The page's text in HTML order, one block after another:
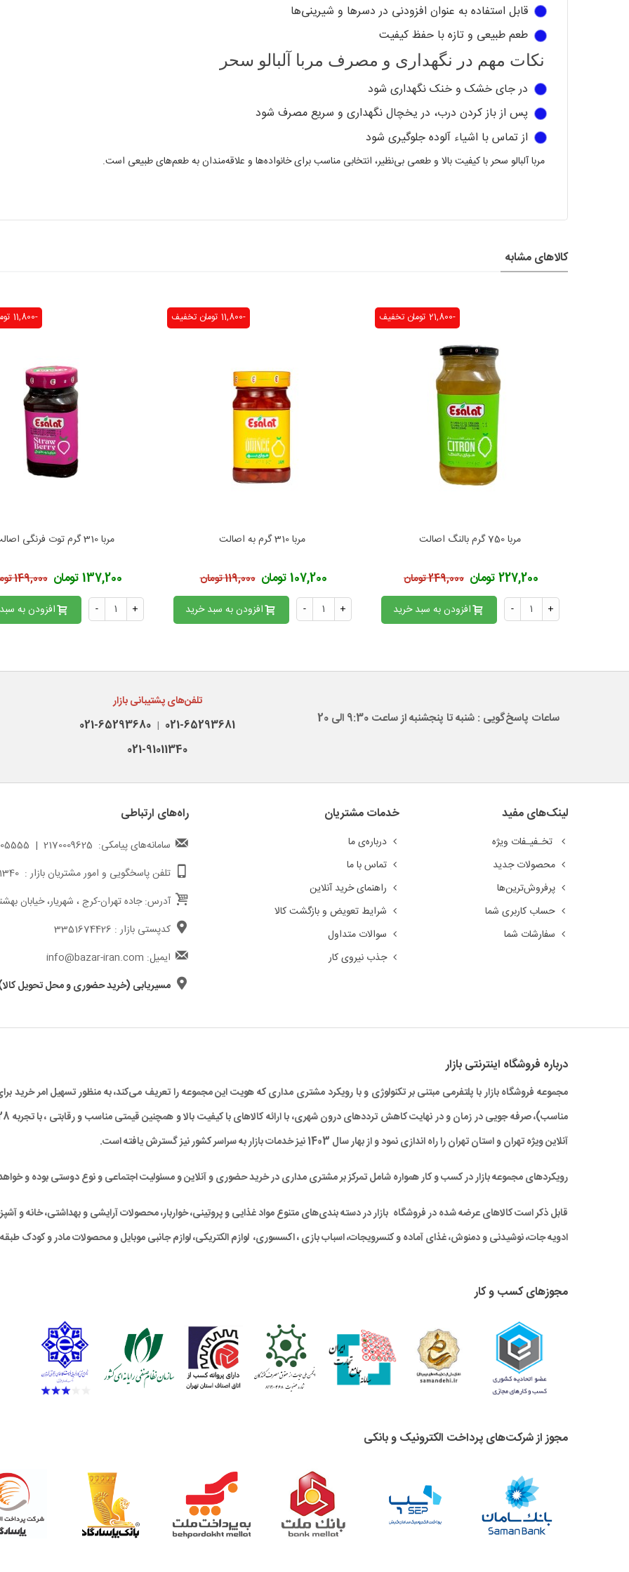
قابل استفاده به عنوان افزودنی در دسرها و شیرینی‌ها
طعم طبیعی و تازه با حفظ کیفیت
نکات مهم در نگهداری و مصرف مربا آلبالو سحر
در جای خشک و خنک نگهداری شود
پس از باز کردن درب، در یخچال نگهداری و سریع مصرف شود
از تماس با اشیاء آلوده جلوگیری شود
مربا آلبالو سحر با کیفیت بالا و طعمی بی‌نظیر، انتخابی مناسب برای خانواده‌ها و علاقه‌مندان به طعم‌های طبیعی است.
کالاهای مشابه
تخفیف -21,800 تومان
افزودن به محبوب‌ها
مربا 750 گرم بالنگ اصالت
227,200 تومان 249,000 تومان
- + افزودن به سبد خرید
تخفیف -11,800 تومان
افزودن به محبوب‌ها
مربا 310 گرم به اصالت
107,200 تومان 119,000 تومان
- + افزودن به سبد خرید
-11,800 تومان
افزودن به محبوب‌هامربا 310 گرم توت فرنگی اصالت
137,200 تومان 149,000 تومان
- + افزودن به
ساعات پاسخ‌گویی : شنبه تا پنجشنبه از ساعت 9:30 الی 20
تلفن‌های پشتیبانی بازار
021-65293681
|
021-65293680
021-91011340
لینک‌های مفید
تخـفیـفات ویژه
محصولات جدید
پرفروش‌ترین‌ها
حساب کاربری شما
سفارشات شما
خدمات مشتریان
درباره‌ی ما
تماس با ما
راهنمای خرید آنلاین
شرایط تعویض و بازگشت کالا
سوالات متداول
جذب نیروی کار
راه‌های ارتباطی
سامانه‌های پیامکی: 2170009625 | 217000005555
تلفن پاسخگویی و امور مشتریان بازار : 02191011340
آدرس: جاده تهران-کرج ، شهریار، خیابان
کدپستی بازار : 3351674426
ایمیل: info@bazar-iran.com
مسیریابی (خرید حضوری و محل تحویل
درباره‌ فروشگاه اینترنتی بازار
مجموعه فروشگاه بازار با پلتفرمی مبتنی بر تکنولوژی و با رویکرد مشتری مداری که هویت این مجموعه را تعریف می‌کند، به منظور تسهیل امر
آنلاین ویژه تهران و استان تهران را راه‌ اندازی نمود و از بهار سال 1403 نیز خدمات بازار به سراسر کشور نیز گسترش یافته است.
رویکردهای مجموعه بازار در کسب و کار همواره شامل تمرکز بر مشتری مداری در خرید حضوری و آنلاین و مسئولیت اجتماعی و نوع دوستی بوده و
قابل ذکر است کالاهای عرضه شده در فروشگاه بازار در دسته بندی‌های متنوع مواد غذایی و پروتِینی، خواربار، محصولات آرایشی و بهداشتی، خانه و
ادویه جات، نوشیدنی و دمنوش، غذای آماده و کنسرویجات، اسباب بازی ، اکسسوری، لوازم الکتریکی، لوازم جانبی موبایل و محصولات مادر و کودک
مجوزهای کسب و کار
مجوز از شرکت‌های پرداخت الکترونیک و بانکی